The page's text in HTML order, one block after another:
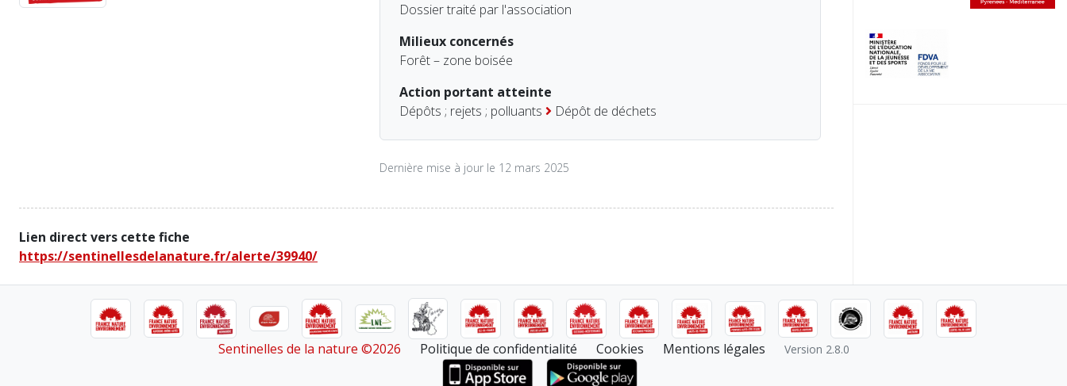
Dossier traité par l'association
Milieux concernés
Forêt – zone boisée
Action portant atteinte
Dépôts ; rejets ; polluants
Dépôt de déchets
Dernière mise à jour le 12 mars 2025
Lien direct vers cette fiche
https://sentinellesdelanature.fr/alerte/39940/
Sentinelles de la nature ©2026 Politique de confidentialité Cookies Mentions légales Version 2.8.0